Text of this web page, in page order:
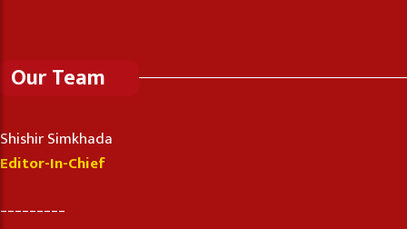
Our Team
Shishir Simkhada
Editor-In-Chief